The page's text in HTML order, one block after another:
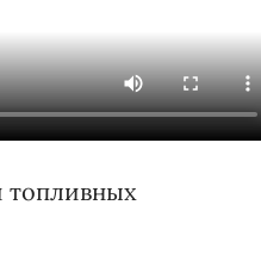
топливных